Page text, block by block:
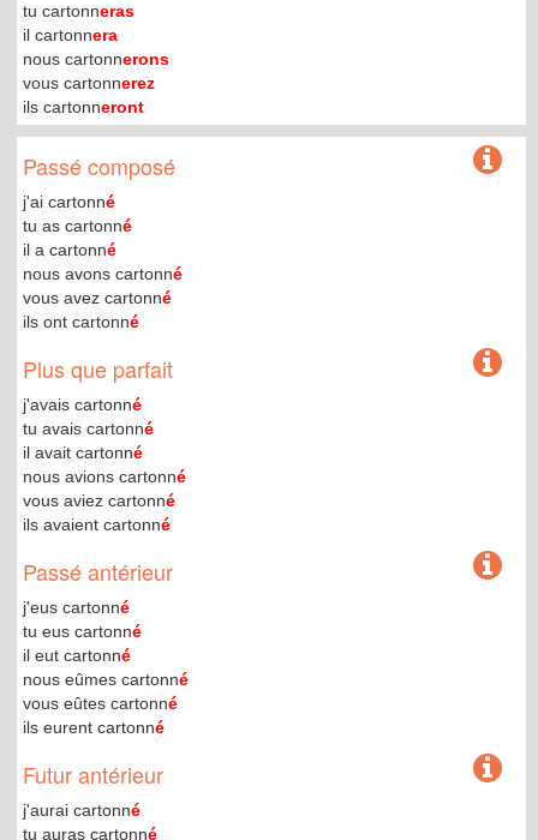
tu cartonneras
il cartonnera
nous cartonnerons
vous cartonnerez
ils cartonneront
Passé composé
j'ai cartonné
tu as cartonné
il a cartonné
nous avons cartonné
vous avez cartonné
ils ont cartonné
Plus que parfait
j'avais cartonné
tu avais cartonné
il avait cartonné
nous avions cartonné
vous aviez cartonné
ils avaient cartonné
Passé antérieur
j'eus cartonné
tu eus cartonné
il eut cartonné
nous eûmes cartonné
vous eûtes cartonné
ils eurent cartonné
Futur antérieur
j'aurai cartonné
tu auras cartonné